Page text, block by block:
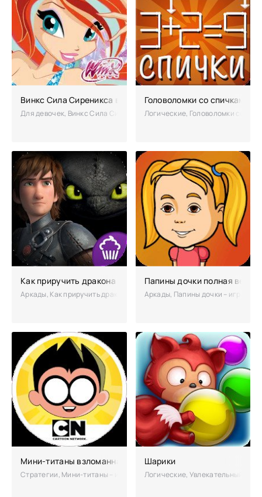
Винкс Сила Сиреникса взломанная (Мод на деньги)
Для девочек, Винкс Сила Сиреникса – интересная игра-бродилка,
Головоломки со спичками
Логические, Головоломки со
Как приручить дракона 2
Аркады, Как приручить дракона 2 - это аркада по мотивам
Папины дочки полная
Аркады, Папины дочки – игра по
Мини-титаны взломанная (Мод много денег)
Стратегии, Мини-титаны – игра с карточной системой от компании
Шарики
Логические, Увлекательный